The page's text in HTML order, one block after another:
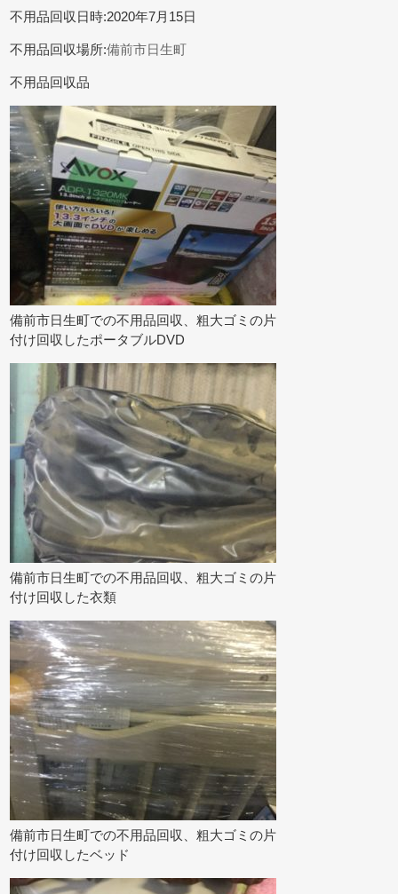
不用品回収日時:2020年7月15日
不用品回収場所:備前市日生町
不用品回収品
備前市日生町での不用品回収、粗大ゴミの片
付け回収したポータブルDVD
備前市日生町での不用品回収、粗大ゴミの片
付け回収した衣類
備前市日生町での不用品回収、粗大ゴミの片
付け回収したベッド